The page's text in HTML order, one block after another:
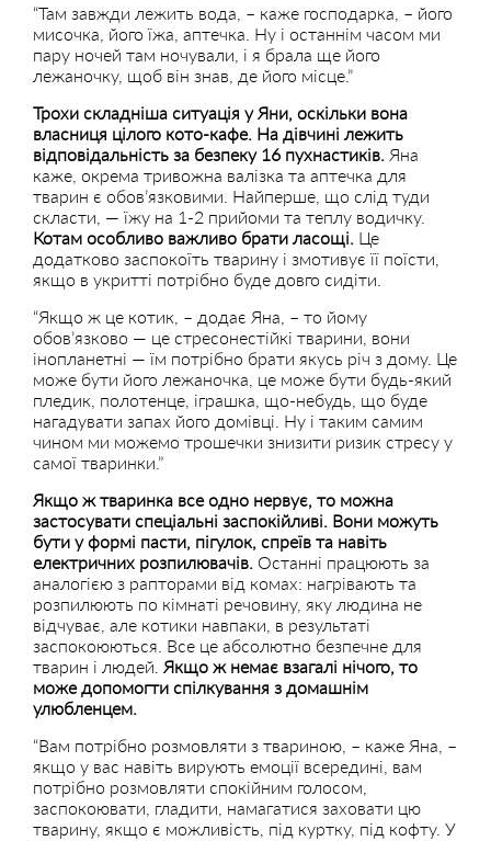
“Там завжди лежить вода, – каже господарка, – його
мисочка, його їжа, аптечка. Ну і останнім часом ми
пару ночей там ночували, і я брала ще його
лежаночку, щоб він знав, де його місце.”
Трохи складніша ситуація у Яни, оскільки вона
власниця цілого кото-кафе. На дівчині лежить
відповідальність за безпеку 16 пухнастиків. Яна
каже, окрема тривожна валізка та аптечка для
тварин є обов’язковими. Найперше, що слід туди
скласти, — їжу на 1-2 прийоми та теплу водичку.
Котам особливо важливо брати ласощі. Це
додатково заспокоїть тварину і змотивує її поїсти,
якщо в укритті потрібно буде довго сидіти.
“Якщо ж це котик, – додає Яна, – то йому
обов’язково — це стресонестійкі тварини, вони
інопланетні — їм потрібно брати якусь річ з дому. Це
може бути його лежаночка, це може бути будь-який
пледик, полотенце, іграшка, що-небудь, що буде
нагадувати запах його домівці. Ну і таким самим
чином ми можемо трошечки знизити ризик стресу у
самої тваринки.”
Якщо ж тваринка все одно нервує, то можна
застосувати спеціальні заспокійливі. Вони можуть
бути у формі пасти, пігулок, спреїв та навіть
електричних розпилювачів. Останні працюють за
аналогією з рапторами від комах: нагрівають та
розпилюють по кімнаті речовину, яку людина не
відчуває, але котики навпаки, в результаті
заспокоюються. Все це абсолютно безпечне для
тварин і людей. Якщо ж немає взагалі нічого, то
може допомогти спілкування з домашнім
улюбленцем.
“Вам потрібно розмовляти з твариною, – каже Яна, –
якщо у вас навіть вирують емоції всередині, вам
потрібно розмовляти спокійним голосом,
заспокоювати, гладити, намагатися заховати цю
тварину, якщо є можливість, під куртку, під кофту. У